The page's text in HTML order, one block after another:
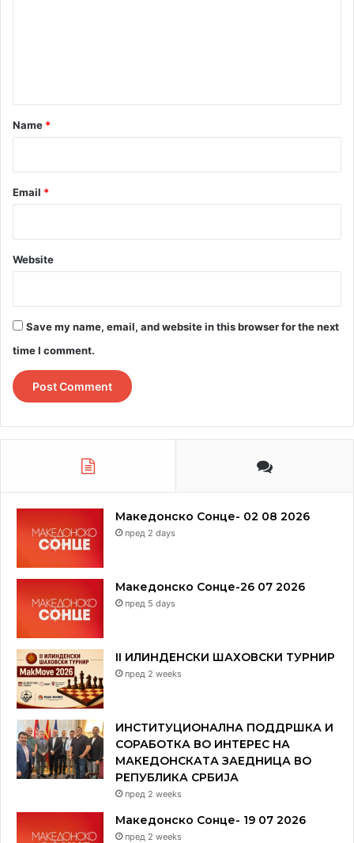
Почина во Белград 2020 година, од последици на
*
Name *
Email *
Website
Save my name, email, and website in this browser for the next
time I comment.
Македонско Сонце- 02 08 2026
пред 2 days
Македонско Сонце-26 07 2026
пред 5 days
II ИЛИНДЕНСКИ ШАХОВСКИ ТУРНИР
пред 2 weeks
ИНСТИТУЦИОНАЛНА ПОДДРШКА И
СОРАБОТКА ВО ИНТЕРЕС НА
МАКЕДОНСКАТА ЗАЕДНИЦА ВО
РЕПУБЛИКА СРБИЈА
пред 2 weeks
Македонско Сонце- 19 07 2026
пред 2 weeks